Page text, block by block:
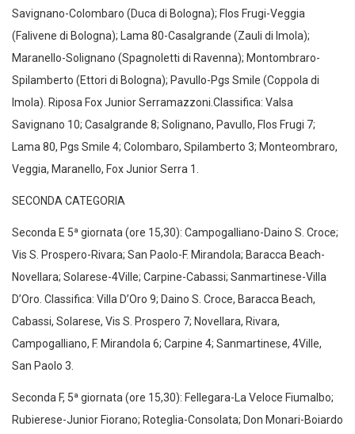
Savignano-Colombaro (Duca di Bologna); Flos Frugi-Veggia
(Falivene di Bologna); Lama 80-Casalgrande (Zauli di Imola);
Maranello-Solignano (Spagnoletti di Ravenna); Montombraro-
Spilamberto (Ettori di Bologna); Pavullo-Pgs Smile (Coppola di
Imola). Riposa Fox Junior Serramazzoni.Classifica: Valsa
Savignano 10; Casalgrande 8; Solignano, Pavullo, Flos Frugi 7;
Lama 80, Pgs Smile 4; Colombaro, Spilamberto 3; Monteombraro,
Veggia, Maranello, Fox Junior Serra 1.
SECONDA CATEGORIA
Seconda E 5ª giornata (ore 15,30): Campogalliano-Daino S. Croce;
Vis S. Prospero-Rivara; San Paolo-F. Mirandola; Baracca Beach-
Novellara; Solarese-4Ville; Carpine-Cabassi; Sanmartinese-Villa
D’Oro. Classifica: Villa D’Oro 9; Daino S. Croce, Baracca Beach,
Cabassi, Solarese, Vis S. Prospero 7; Novellara, Rivara,
Campogalliano, F. Mirandola 6; Carpine 4; Sanmartinese, 4Ville,
San Paolo 3.
Seconda F, 5ª giornata (ore 15,30): Fellegara-La Veloce Fiumalbo;
Rubierese-Junior Fiorano; Roteglia-Consolata; Don Monari-Boiardo